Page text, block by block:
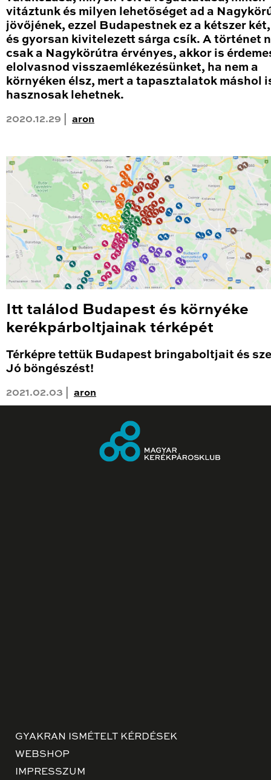
vitáztunk és milyen lehetőséget ad a
jövőjének, ezzel Budapestnek ez a kétszer
és gyorsan kivitelezett sárga csík. A történet
csak a Nagykörútra érvényes, akkor is
elolvasnod visszaemlékezésünket, ha nem a
környéken élsz, mert a tapasztalatok máshol
hasznosak lehetnek.
2020.12.29 | aron
Itt találod Budapest és környéke
kerékpárboltjainak térképét
Térképre tettük Budapest bringaboltjait és
Jó böngészést!
2021.02.03 | aron
GYAKRAN ISMÉTELT KÉRDÉSEK
WEBSHOP
IMPRESSZUM